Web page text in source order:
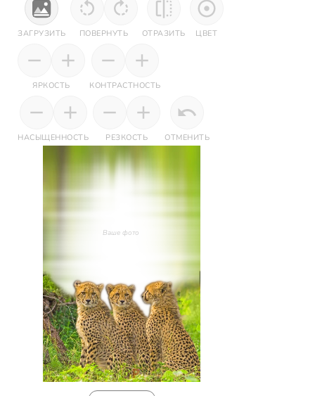
ЗАГРУЗИТЬ ПОВЕРНУТЬ ОТРАЗИТЬ ЦВЕТ
ЯРКОСТЬ КОНТРАСТНОСТЬ
НАСЫЩЕННОСТЬ РЕЗКОСТЬ ОТМЕНИТЬ
Ваше фото